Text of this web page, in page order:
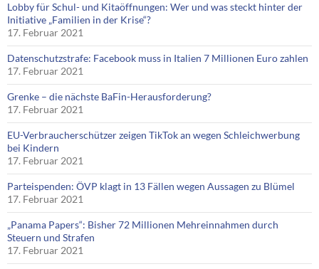
Lobby für Schul- und Kitaöffnungen: Wer und was steckt hinter der
Initiative „Familien in der Krise“?
17. Februar 2021
Datenschutzstrafe: Facebook muss in Italien 7 Millionen Euro zahlen
17. Februar 2021
Grenke – die nächste BaFin-Herausforderung?
17. Februar 2021
EU-Verbraucherschützer zeigen TikTok an wegen Schleichwerbung
bei Kindern
17. Februar 2021
Parteispenden: ÖVP klagt in 13 Fällen wegen Aussagen zu Blümel
17. Februar 2021
„Panama Papers“: Bisher 72 Millionen Mehreinnahmen durch
Steuern und Strafen
17. Februar 2021